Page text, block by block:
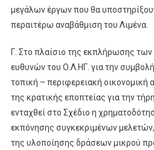
μεγάλων έργων που θα
περαιτέρω αναβάθμιση του Λιμένα.
Γ. Στο πλαίσιο της εκπλήρωσης
ευθυνών του Ο.Λ.ΗΓ. για την
τοπική – περιφερειακή οικονομική
της κρατικής εποπτείας για την
ενταχθεί στο Σχέδιο η
εκπόνησης συγκεκριμένων
της υλοποίησης δράσεων μικρού